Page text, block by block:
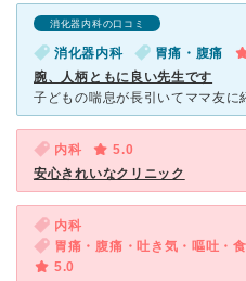
消化器内科の口コミ
消化器内科 胃痛・腹痛
腕、人柄ともに良い先生です
内科
5.0
安心きれいなクリニック
内科
5.0